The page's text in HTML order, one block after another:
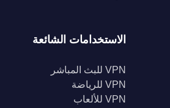
الاستخدامات الشائعة
VPN للبث المباشر
VPN للرياضة
VPN للألعاب